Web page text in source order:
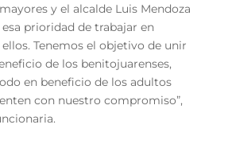
y el alcalde Luis Mendoza
prioridad de trabajar en
Tenemos el objetivo de unir
de los benitojuarenses,
en beneficio de los adultos
con nuestro compromiso”,